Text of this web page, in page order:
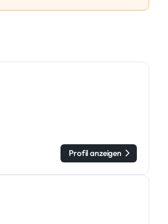
Profil anzeigen